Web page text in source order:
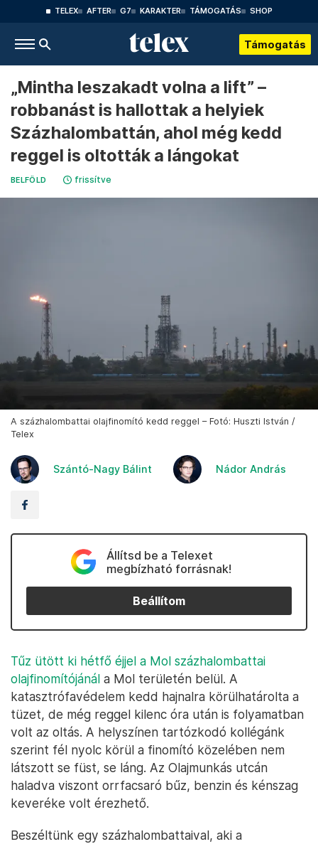
TELEX AFTER G7 KARAKTER TÁMOGATÁS SHOP
Támogatás
„Mintha leszakadt volna a lift” –
robbanást is hallottak a helyiek
Százhalombattán, ahol még kedd
reggel is oltották a lángokat
BELFÖLD frissítve
A százhalombattai olajfinomító kedd reggel – Fotó: Huszti István /
Telex
Szántó-Nagy Bálint Nádor András
Állítsd be a Telexet
megbízható forrásnak!
Beállítom
Tűz ütött ki hétfő éjjel a Mol százhalombattai
olajfinomítójánál a Mol területén belül. A
katasztrófavédelem kedd hajnalra körülhatárolta a
tüzet, de még reggel kilenc óra után is folyamatban
volt az oltás. A helyszínen tartózkodó kollégánk
szerint fél nyolc körül a finomító közelében nem
látszott se füst, se láng. Az Olajmunkás utcán
haladva viszont orrfacsaró bűz, benzin és kénszag
keveréke volt érezhető.
Beszéltünk egy százhalombattaival, aki a